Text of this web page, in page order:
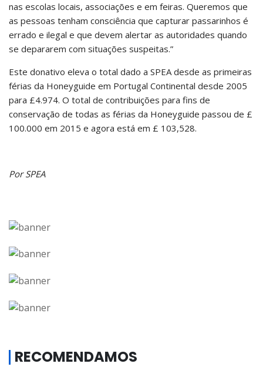
nas escolas locais, associações e em feiras. Queremos que
as pessoas tenham consciência que capturar passarinhos é
errado e ilegal e que devem alertar as autoridades quando
se depararem com situações suspeitas.”
Este donativo eleva o total dado a SPEA desde as primeiras
férias da Honeyguide em Portugal Continental desde 2005
para £4.974. O total de contribuições para fins de
conservação de todas as férias da Honeyguide passou de £
100.000 em 2015 e agora está em £ 103,528.
Por SPEA
RECOMENDAMOS